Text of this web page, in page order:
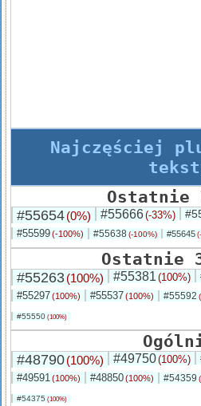
Najczęściej
Ostatnie
#55654(0%) #55666(-33%)
#55599(-100%) #55638 (-100%) #55645
Ostatnie
#55263(100%) #55381 (100%)
#55297(100%) #55537(100%) #55592
#55550 (100%)
#48790(100%) #49750(100%)
#49591(100%) #48850(100%) #54359
#54375 (100%)